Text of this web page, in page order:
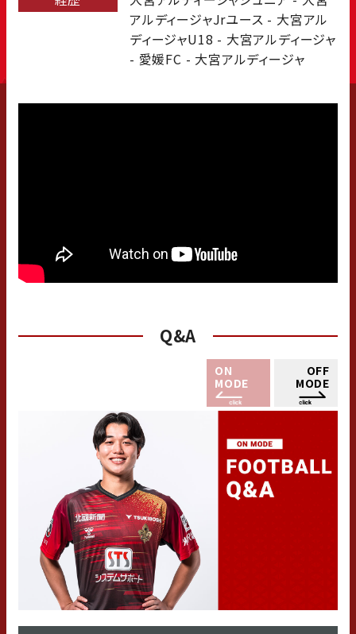
アルディージャJrユース - 大宮アル
ディージャU18 - 大宮アルディージャ
- 愛媛FC - 大宮アルディージャ
Q&A
OFF
MODE
ON
MODE